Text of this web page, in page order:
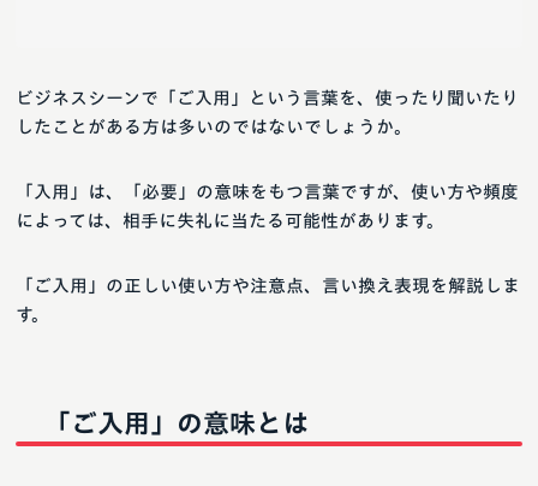
ビジネスシーンで「ご入用」という言葉を、使ったり聞いたり
したことがある方は多いのではないでしょうか。
「入用」は、「必要」の意味をもつ言葉ですが、使い方や頻度
によっては、相手に失礼に当たる可能性があります。
「ご入用」の正しい使い方や注意点、言い換え表現を解説しま
す。
「ご入用」の意味とは